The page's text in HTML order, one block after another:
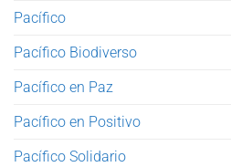
Pacífico
Pacífico Biodiverso
Pacífico en Paz
Pacífico en Positivo
Pacífico Solidario